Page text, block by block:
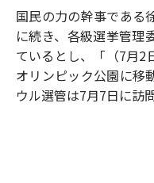
国民の力の幹事である
に続き、各級選挙管理
ているとし、「（7月2
オリンピック公園に移
ウル選管は7月7日に訪